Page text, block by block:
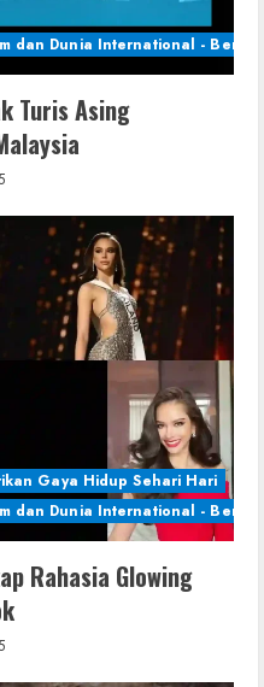
dan Dunia International - Berita
Turis Asing
Gaya Hidup Sehari Hari
dan Dunia International - Berita
Rahasia Glowing